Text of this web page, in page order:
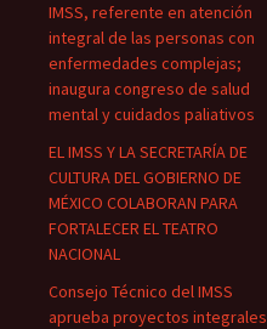
IMSS, referente en atención
integral de las personas con
enfermedades complejas;
inaugura congreso de salud
mental y cuidados paliativos
EL IMSS Y LA SECRETARÍA DE
CULTURA DEL GOBIERNO DE
MÉXICO COLABORAN PARA
FORTALECER EL TEATRO
NACIONAL
Consejo Técnico del IMSS
aprueba proyectos integrales